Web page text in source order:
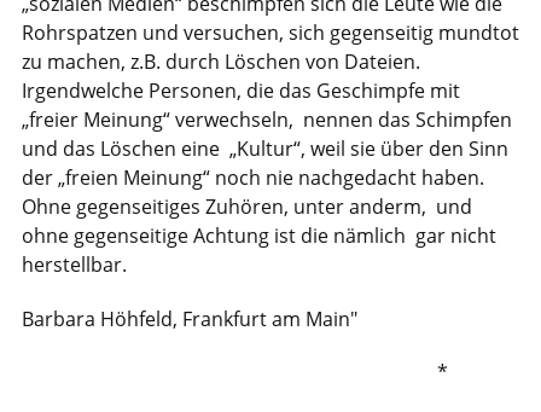
Rohrspatzen und versuchen, sich gegenseitig mundtot
zu machen, z.B. durch Löschen von Dateien.
Irgendwelche Personen, die das Geschimpfe mit
„freier Meinung“ verwechseln, nennen das Schimpfen
und das Löschen eine „Kultur“, weil sie über den Sinn
der „freien Meinung“ noch nie nachgedacht haben.
Ohne gegenseitiges Zuhören, unter anderm, und
ohne gegenseitige Achtung ist die nämlich gar nicht
herstellbar.
Barbara Höhfeld, Frankfurt am Main"
*